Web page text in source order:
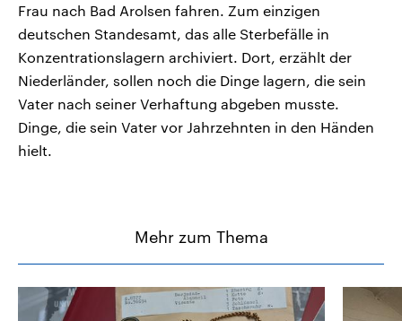
Frau nach Bad Arolsen fahren. Zum einzigen
deutschen Standesamt, das alle Sterbefälle in
Konzentrationslagern archiviert. Dort, erzählt der
Niederländer, sollen noch die Dinge lagern, die sein
Vater nach seiner Verhaftung abgeben musste.
Dinge, die sein Vater vor Jahrzehnten in den Händen
hielt.
Mehr zum Thema